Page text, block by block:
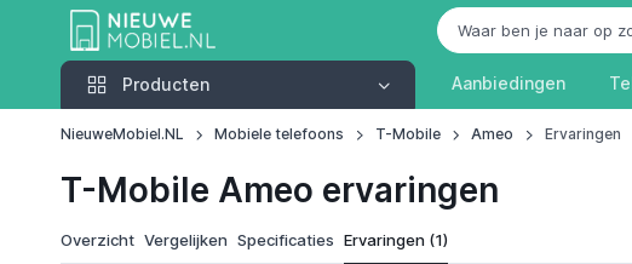
Producten
Producten Aanbiedingen
NieuweMobiel.NL Mobiele telefoons T-Mobile Ameo Ervaringen
T-Mobile Ameo ervaringen
Overzicht Vergelijken Specificaties Ervaringen (1)